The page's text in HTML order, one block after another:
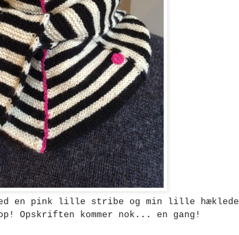
en pink lille stribe og min lille hæklede
Opskriften kommer nok... en gang!